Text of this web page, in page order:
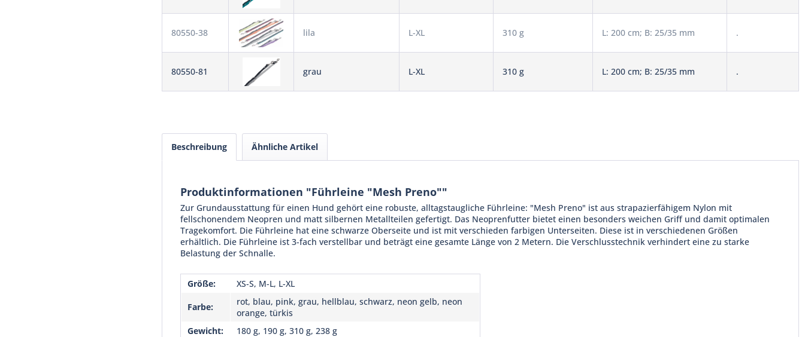
80550-38 lila L-XL 310 g L: 200 cm; B: 25/35 mm .
80550-81 grau L-XL 310 g L: 200 cm; B: 25/35 mm .
Beschreibung Ähnliche Artikel
Produktinformationen "Führleine "Mesh Preno""
Zur Grundausstattung für einen Hund gehört eine robuste, alltagstaugliche Führleine: "Mesh Preno" ist aus strapazierfähigem Nylon mit
fellschonendem Neopren und matt silbernen Metallteilen gefertigt. Das Neoprenfutter bietet einen besonders weichen Griff und damit optimalen
Tragekomfort. Die Führleine hat eine schwarze Oberseite und ist mit verschieden farbigen Unterseiten. Diese ist in verschiedenen Größen
erhältlich. Die Führleine ist 3-fach verstellbar und beträgt eine gesamte Länge von 2 Metern. Die Verschlusstechnik verhindert eine zu starke
Belastung der Schnalle.
Größe: XS-S, M-L, L-XL
Farbe:
rot, blau, pink, grau, hellblau, schwarz, neon gelb, neon
orange, türkis
Gewicht:
180 g, 190 g, 310 g, 238 g